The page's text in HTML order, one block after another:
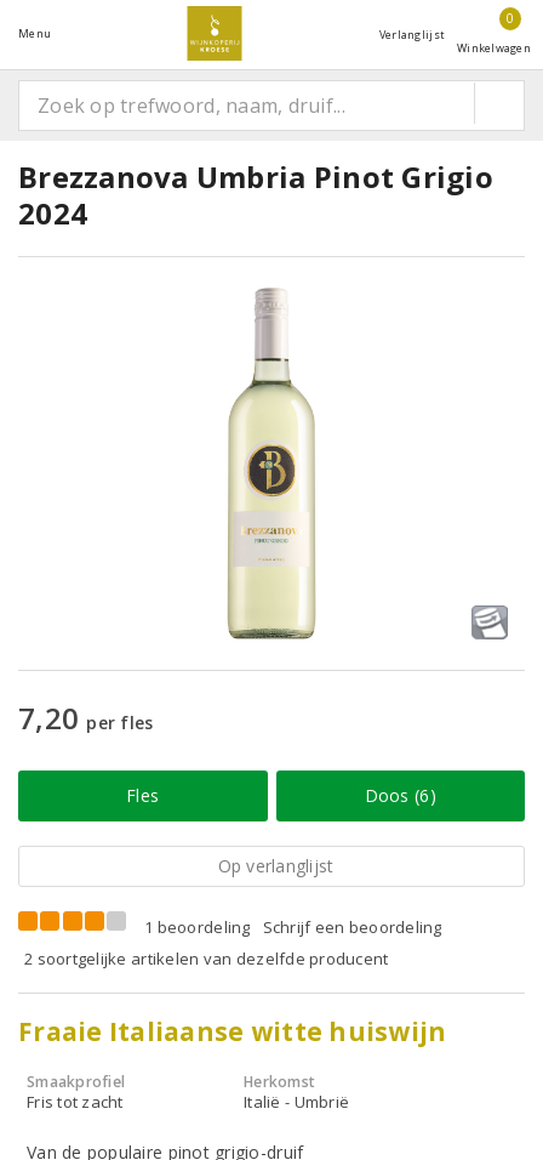
Menu Verlanglijst
0
Winkelwagen
Brezzanova Umbria Pinot Grigio
2024
7,20 per fles
Fles Doos (6)
Op verlanglijst
1 beoordeling
Schrijf een beoordeling
2 soortgelijke artikelen van dezelfde producent
Fraaie Italiaanse witte huiswijn
Smaakprofiel
Fris tot zacht
Herkomst
Italië - Umbrië
Van de populaire pinot grigio-druif